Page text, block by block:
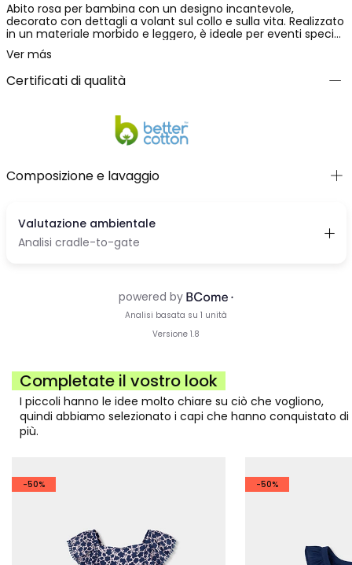
Abito rosa per bambina con un designo incantevole,
decorato con dettagli a volant sul collo e sulla vita. Realizzato
in un materiale morbido e leggero, è ideale per eventi speciali
o giornate estive. Disponibile in taglie da 12 mesi a 8 anni. Il
colore rosa pastello aggiunge un tocco dolce e femminile,
mentre le maniche corte offrono comfort nei climi caldi.
Abbinalo ad accessori semplici per esaltare il suo delicato
Ver más
Certificati di qualità
Composizione e lavaggio
Completate il vostro look
I piccoli hanno le idee molto chiare su ciò che vogliono,
quindi abbiamo selezionato i capi che hanno conquistato di
più.
-50% -50%